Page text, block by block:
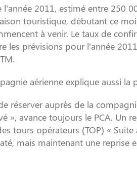
2011, estimé entre 250
touristique, débutant ce
à venir. Le taux de
les prévisions pour l’année
aérienne explique aussi la
réserver auprès de la
», avance toujours le PCA. Un
tours opérateurs (TOP) «
mais maintenant une reprise